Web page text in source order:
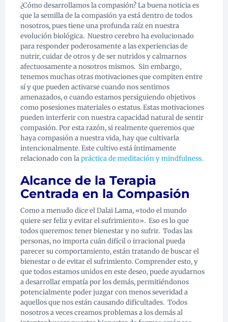
¿Cómo desarrollamos la compasión?Labuena noticia es
que la semilla de la compasión ya está dentro de todos
nosotros, pues tiene una profunda raíz en nuestra
evolución biológica. Nuestro cerebro ha evolucionado
para responder poderosamente a las experiencias de
nutrir, cuidar de otros y de ser nutridos y calmarnos
afectuosamente a nosotros mismos. Sin embargo,
tenemos muchas otras motivaciones que compiten entre
sí y que pueden activarse cuando nos sentimos
amenazados, o cuando estamos persiguiendo objetivos
como posesiones materiales o estatus. Estas motivaciones
pueden interferir con nuestra capacidad natural de sentir
compasión. Por esta razón, si realmente queremos que
haya compasión a nuestra vida, hay que cultivarla
intencionalmente. Este cultivo está íntimamente
relacionado con lapráctica de meditación y mindfulness.
Alcance de la Terapia
Centrada en la Compasión
Como a menudo dice el Dalai Lama, «todo el mundo
quiere ser feliz y evitar el sufrimiento». Eso es lo que
todos queremos: tener bienestar y no sufrir. Todas las
personas, no importa cuán difícil o irracional pueda
parecer su comportamiento, están tratando de buscar el
bienestar o de evitar el sufrimiento. Comprender esto, y
que todos estamos unidos en este deseo, puede ayudarnos
a desarrollar empatía por los demás, permitiéndonos
potencialmente poder juzgar con menos severidad a
aquellos que nos están causando dificultades. Todos
nosotros a veces creamos problemas a los demás al